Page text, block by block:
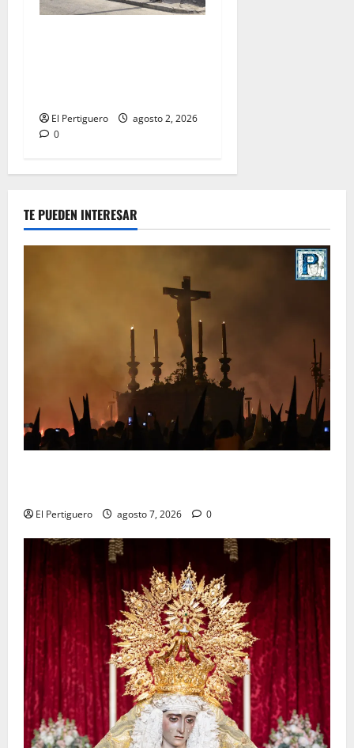
El Pertiguero
agosto 2, 2026
0
TE PUEDEN INTERESAR
El Pertiguero agosto 7, 2026 0